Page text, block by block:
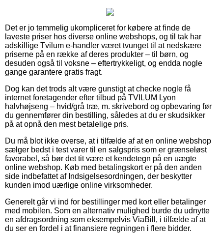
Det er jo temmelig ukompliceret for købere at finde de
laveste priser hos diverse online webshops, og til tak har
adskillige Tvilum e-handler været tvunget til at nedskære
priserne på en række af deres produkter – til børn, og
desuden også til voksne – eftertrykkeligt, og endda nogle
gange garantere gratis fragt.
Dog kan det trods alt være gunstigt at checke nogle få
internet foretagender efter tilbud på TVILUM Lyon
halvhøjseng – hvid/grå træ, m. skrivebord og opbevaring før
du gennemfører din bestilling, således at du er skudsikker
på at opnå den mest betalelige pris.
Du må blot ikke overse, at i tilfælde af at en online webshop
sælger bedst i test varer til en salgspris som er grænseløst
favorabel, så bør det tit være et kendetegn på en uægte
online webshop. Køb med betalingskort er på den anden
side indbefattet af Indsigelsesordningen, der beskytter
kunden imod uærlige online virksomheder.
Generelt går vi ind for bestillinger med kort eller betalinger
med mobilen. Som en alternativ mulighed burde du udnytte
en afdragsordning som eksempelvis ViaBill, i tilfælde af at
du ser en fordel i at finansiere regningen i flere bidder.